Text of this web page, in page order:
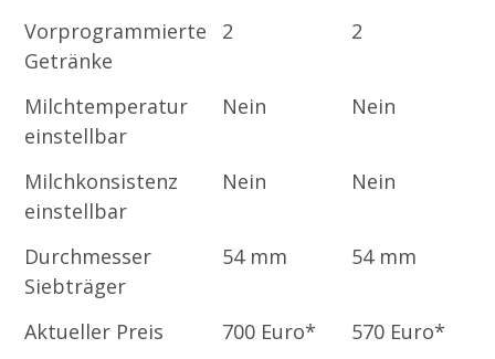
Vorprogrammierte
Getränke
2 2
Milchtemperatur
einstellbar
Nein Nein
Milchkonsistenz
einstellbar
Nein Nein
Durchmesser
Siebträger
54 mm 54 mm
Aktueller Preis 700 Euro* 570 Euro*